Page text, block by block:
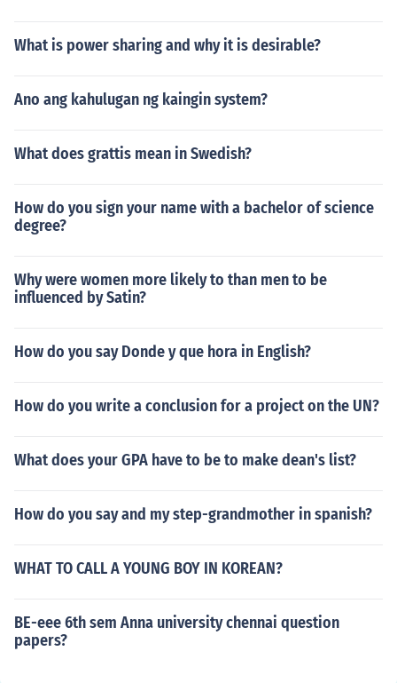
What is power sharing and why it is desirable?
Ano ang kahulugan ng kaingin system?
What does grattis mean in Swedish?
How do you sign your name with a bachelor of science
degree?
Why were women more likely to than men to be
influenced by Satin?
How do you say Donde y que hora in English?
How do you write a conclusion for a project on the UN?
What does your GPA have to be to make dean's list?
How do you say and my step-grandmother in spanish?
WHAT TO CALL A YOUNG BOY IN KOREAN?
BE-eee 6th sem Anna university chennai question
papers?